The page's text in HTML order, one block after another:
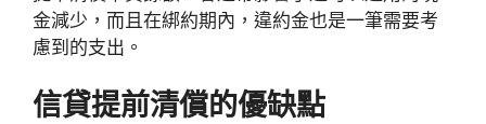
金減少，而且在綁約期內，違約金也是一筆需要考
慮到的支出。
信貸提前清償的優缺點